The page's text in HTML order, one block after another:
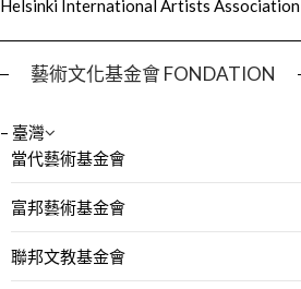
Helsinki International Artists Association
藝術文化基金會 FONDATION
– 臺灣
當代藝術基金會
富邦藝術基金會
聯邦文教基金會